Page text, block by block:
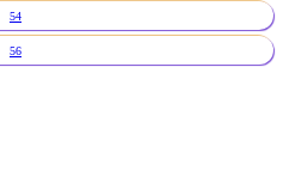
54
56